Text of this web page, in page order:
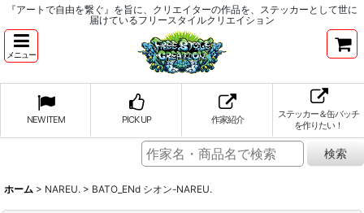
『アートで自由を繋ぐ』を旨に、クリエイターの作品を、ステッカーとして世に
届けているフリースタイルクリエイション
メニュー
NEW ITEM PICK UP 作家紹介
ステッカー＆缶バッチ
を作りたい！
ホーム > NAREU. > BATO_ENd シオン-NAREU.